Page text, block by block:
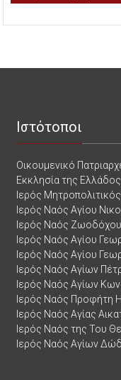
Ιστότοποι
Οικουμενικό
Εκκλησία της Ελλάδος
Ιερός
Ιερός Ναός Αγίου
Ιερός Ναός
Ιερός Ναός Αγίου
Ιερός Ναός Αγίου
Ιερός Ναός Αγίων
Ιερός Ναός Αγίων
Ιερός Ναός Προφήτη
Ιερός Ναός Αγίας
Ιερός Ναός της Του
Ιερός Ναός Αγίων